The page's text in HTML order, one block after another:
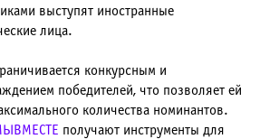
выступят иностранные
лица.
конкурсным и
победителей, что позволяет ей
количества номинантов.
получают инструменты для